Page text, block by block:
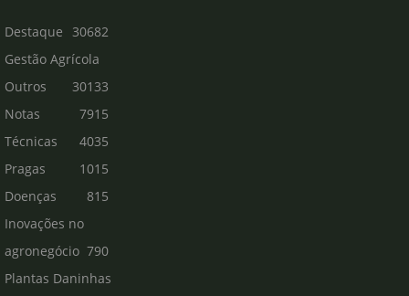
Destaque
30682
Gestão Agrícola
30133
Outros
7915
Notas
Técnicas
4035
Pragas
1015
Doenças
815
Inovações no
agronegócio 790
Plantas Daninhas